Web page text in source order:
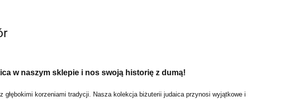
w naszym sklepie i nos swoją historię z dumą!
głębokimi korzeniami tradycji. Nasza kolekcja biżuterii judaica przynosi wyjątkowe i